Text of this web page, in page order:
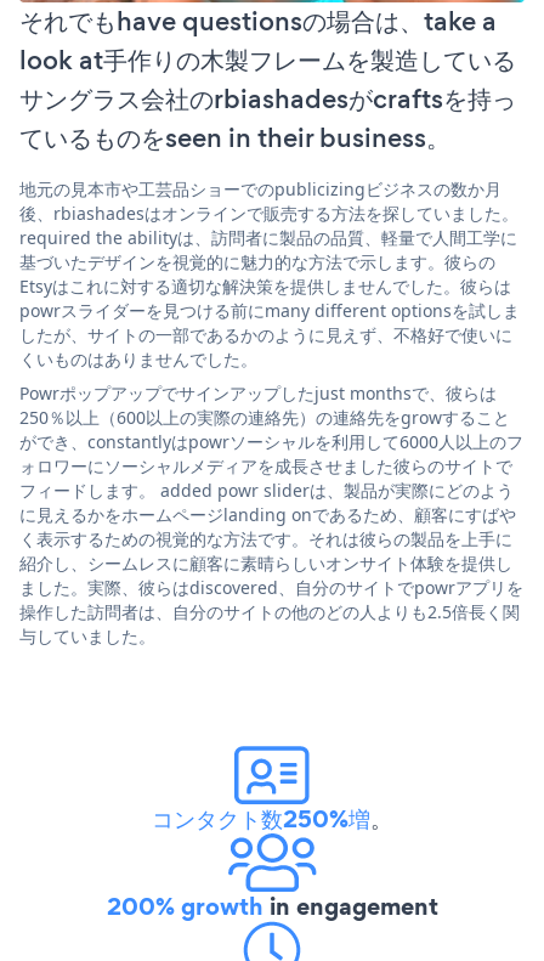
それでもhave questionsの場合は、take a
look at手作りの木製フレームを製造している
サングラス会社のrbiashadesがcraftsを持っ
ているものをseen in their business。
地元の見本市や工芸品ショーでのpublicizingビジネスの数か月
後、rbiashadesはオンラインで販売する方法を探していました。
required the abilityは、訪問者に製品の品質、軽量で人間工学に
基づいたデザインを視覚的に魅力的な方法で示します。彼らの
Etsyはこれに対する適切な解決策を提供しませんでした。彼らは
powrスライダーを見つける前にmany different optionsを試しま
したが、サイトの一部であるかのように見えず、不格好で使いに
くいものはありませんでした。
Powrポップアップでサインアップしたjust monthsで、彼らは
250％以上（600以上の実際の連絡先）の連絡先をgrowすること
ができ、constantlyはpowrソーシャルを利用して6000人以上のフ
ォロワーにソーシャルメディアを成長させました彼らのサイトで
フィードします。 added powr sliderは、製品が実際にどのよう
に見えるかをホームページlanding onであるため、顧客にすばや
く表示するための視覚的な方法です。それは彼らの製品を上手に
紹介し、シームレスに顧客に素晴らしいオンサイト体験を提供し
ました。実際、彼らはdiscovered、自分のサイトでpowrアプリを
操作した訪問者は、自分のサイトの他のどの人よりも2.5倍長く関
与していました。
コンタクト数250%増。
200% growth in engagement